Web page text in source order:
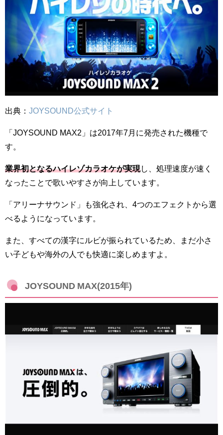
出典： JOYSOUND公式サイト
「JOYSOUND MAX2」は2017年7月に発売された機種で
す。
業界初となるハイレゾカラオケが実現し、処理速度が速く
なったことで歌いやすさが向上しています。
「アリーナサウンド」も強化され、4つのエフェクトから選
べるようになっています。
また、すべての漢字にルビが振られているため、まだ小さ
い子どもや海外の人でも快適に楽しめますよ。
JOYSOUND MAX(2015年)